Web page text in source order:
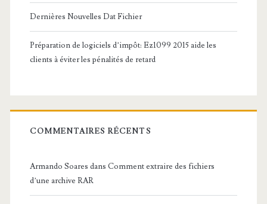
Dernières Nouvelles Dat Fichier
Préparation de logiciels d’impôt: Ez1099 2015 aide les
clients à éviter les pénalités de retard
COMMENTAIRES RÉCENTS
Armando Soares dans Comment extraire des fichiers
d’une archive RAR